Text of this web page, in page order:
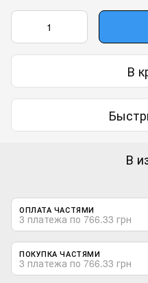
В
В
ОПЛАТА ЧАСТЯМИ
3 платежа по 766.33 грн
ПОКУПКА ЧАСТЯМИ
3 платежа по 766.33 грн